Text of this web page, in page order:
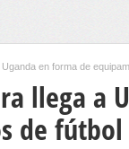
en forma de
llega a
de fútbol